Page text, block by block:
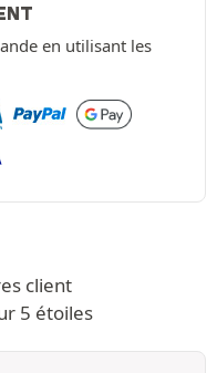
en utilisant les
client
5 étoiles